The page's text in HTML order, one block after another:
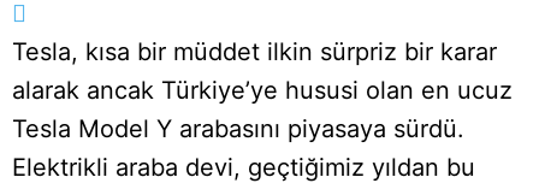
Tesla, kısa bir müddet ilkin sürpriz bir karar
alarak ancak Türkiye’ye hususi olan en ucuz
Tesla Model Y arabasını piyasaya sürdü.
Elektrikli araba devi, geçtiğimiz yıldan bu